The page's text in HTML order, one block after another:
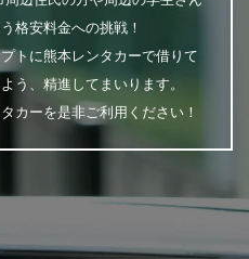
格安料金への挑戦！
トに熊本レンタカーで借りて
う、精進してまいります。
カーを是非ご利用ください！